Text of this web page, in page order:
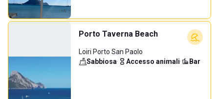
Porto Taverna Beach
Loiri Porto San Paolo
Sabbiosa· Accesso animali· Bar